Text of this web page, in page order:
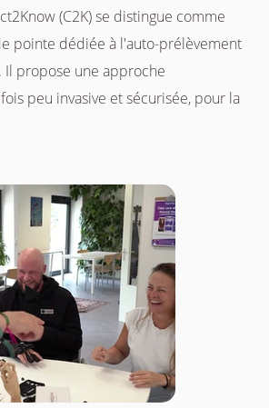
(C2K) se distingue comme
pointe dédiée à l'auto-prélèvement
Il propose une approche
peu invasive et sécurisée, pour la